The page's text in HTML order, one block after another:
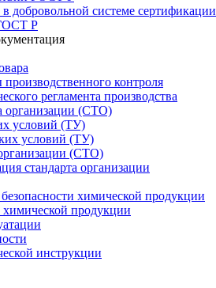
добровольной системе сертификации
Р
контроля
регламента производства
организации (СТО)
условий (ТУ)
условий (ТУ)
организации (СТО)
стандарта организации
химической продукции
химической продукции
инструкции